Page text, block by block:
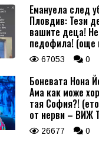
Емануела след
Пловдив: Тези
вашите деца!
педофила! (още
67053 0
Боневата Нона
Ама как може
тая София?!
от нерви – ВИЖ
26677 0